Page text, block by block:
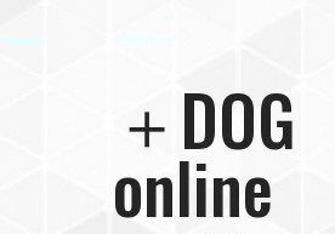
＋DOG
online